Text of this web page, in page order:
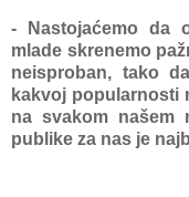
- Nastojaćemo da
mlade skrenemo
neisproban, tako
kakvoj popularnosti
na svakom našem
publike za nas je